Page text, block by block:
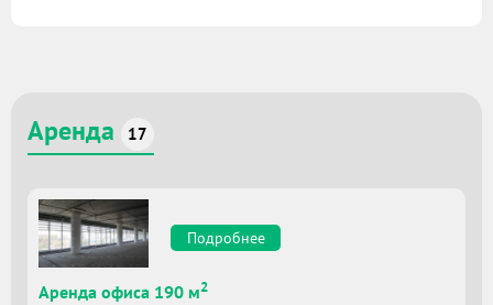
Аренда 17
Подробнее
Аренда офиса 190 м2